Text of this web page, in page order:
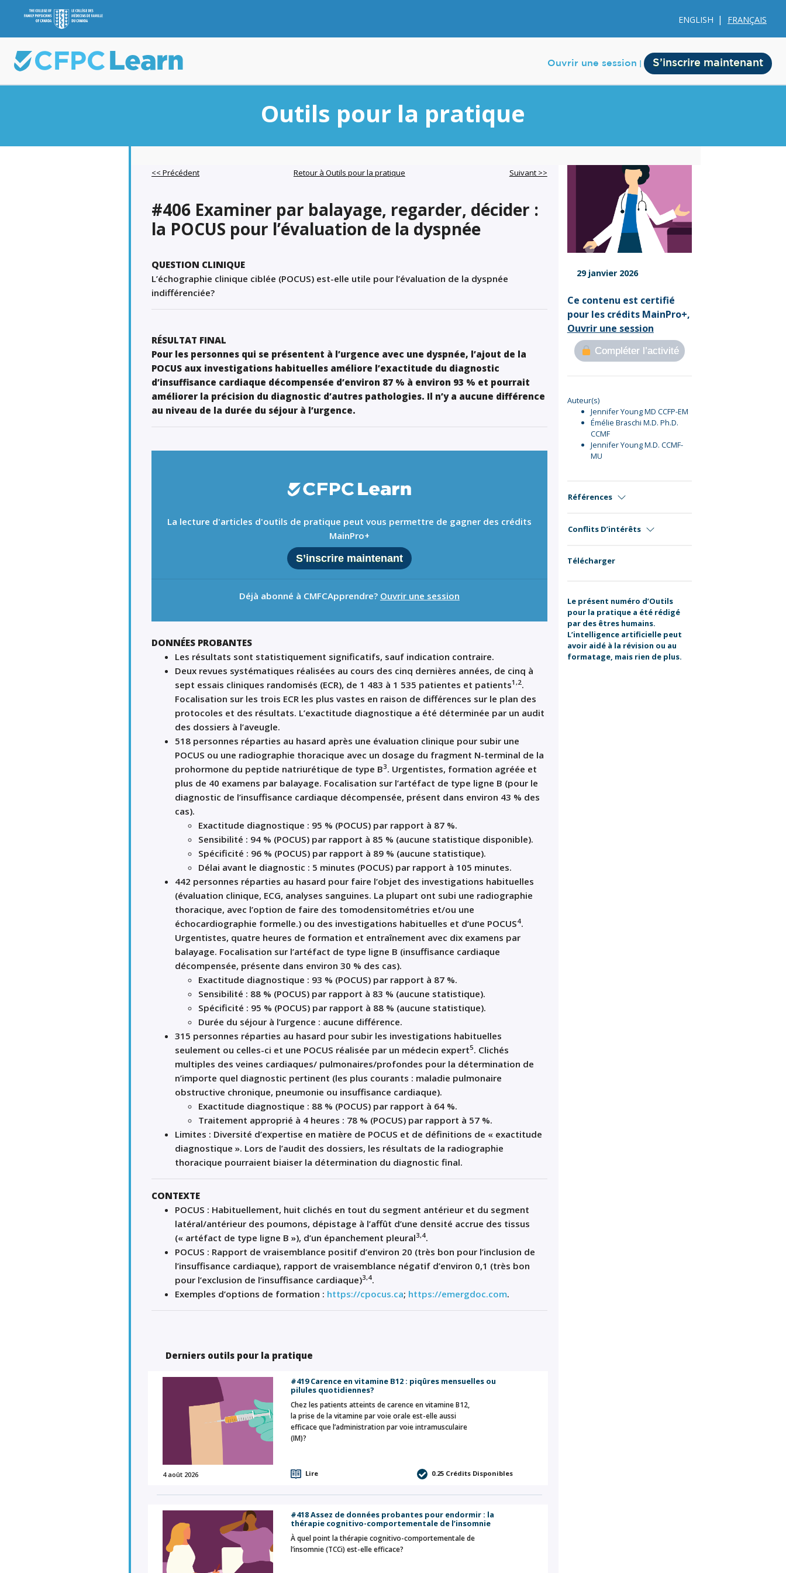
ENGLISH FRANÇAIS
Ouvrir une session S’inscrire maintenant
Membership
Account Membership
Credit History
Edit Profile
Outils pour la pratique
<< Précédent Retour à Outils pour la pratique Suivant >>
#406 Examiner par balayage, regarder, décider :
la POCUS pour l’évaluation de la dyspnée
QUESTION CLINIQUE
L’échographie clinique ciblée (POCUS) est-elle utile pour l’évaluation de la dyspnée
indifférenciée?
RÉSULTAT FINAL
Pour les personnes qui se présentent à l’urgence avec une dyspnée, l’ajout de la
POCUS aux investigations habituelles améliore l’exactitude du diagnostic
d’insuffisance cardiaque décompensée d’environ 87 % à environ 93 % et pourrait
améliorer la précision du diagnostic d’autres pathologies. Il n’y a aucune différence
au niveau de la durée du séjour à l’urgence.
La lecture d'articles d'outils de pratique peut vous permettre de gagner des crédits
MainPro+
S’inscrire maintenant
Déjà abonné à CMFCApprendre? Ouvrir une session
DONNÉES PROBANTES
Les résultats sont statistiquement significatifs, sauf indication contraire.
Deux revues systématiques réalisées au cours des cinq dernières années, de cinq à
sept essais cliniques randomisés (ECR), de 1 483 à 1 535 patientes et patients1,2.
Focalisation sur les trois ECR les plus vastes en raison de différences sur le plan des
protocoles et des résultats. L’exactitude diagnostique a été déterminée par un audit
des dossiers à l’aveugle.
518 personnes réparties au hasard après une évaluation clinique pour subir une
POCUS ou une radiographie thoracique avec un dosage du fragment N-terminal de la
prohormone du peptide natriurétique de type B3. Urgentistes, formation agréée et
plus de 40 examens par balayage. Focalisation sur l’artéfact de type ligne B (pour le
diagnostic de l’insuffisance cardiaque décompensée, présent dans environ 43 % des
cas).
Exactitude diagnostique : 95 % (POCUS) par rapport à 87 %.
Sensibilité : 94 % (POCUS) par rapport à 85 % (aucune statistique disponible).
Spécificité : 96 % (POCUS) par rapport à 89 % (aucune statistique).
Délai avant le diagnostic : 5 minutes (POCUS) par rapport à 105 minutes.
442 personnes réparties au hasard pour faire l’objet des investigations habituelles
(évaluation clinique, ECG, analyses sanguines. La plupart ont subi une radiographie
thoracique, avec l’option de faire des tomodensitométries et/ou une
échocardiographie formelle.) ou des investigations habituelles et d’une POCUS4.
Urgentistes, quatre heures de formation et entraînement avec dix examens par
balayage. Focalisation sur l’artéfact de type ligne B (insuffisance cardiaque
décompensée, présente dans environ 30 % des cas).
Exactitude diagnostique : 93 % (POCUS) par rapport à 87 %.
Sensibilité : 88 % (POCUS) par rapport à 83 % (aucune statistique).
Spécificité : 95 % (POCUS) par rapport à 88 % (aucune statistique).
Durée du séjour à l’urgence : aucune différence.
315 personnes réparties au hasard pour subir les investigations habituelles
seulement ou celles-ci et une POCUS réalisée par un médecin expert5. Clichés
multiples des veines cardiaques/ pulmonaires/profondes pour la détermination de
n’importe quel diagnostic pertinent (les plus courants : maladie pulmonaire
obstructive chronique, pneumonie ou insuffisance cardiaque).
Exactitude diagnostique : 88 % (POCUS) par rapport à 64 %.
Traitement approprié à 4 heures : 78 % (POCUS) par rapport à 57 %.
Limites : Diversité d’expertise en matière de POCUS et de définitions de « exactitude
diagnostique ». Lors de l’audit des dossiers, les résultats de la radiographie
thoracique pourraient biaiser la détermination du diagnostic final.
CONTEXTE
POCUS : Habituellement, huit clichés en tout du segment antérieur et du segment
latéral/antérieur des poumons, dépistage à l’affût d’une densité accrue des tissus
(« artéfact de type ligne B »), d’un épanchement pleural3,4.
POCUS : Rapport de vraisemblance positif d’environ 20 (très bon pour l’inclusion de
l’insuffisance cardiaque), rapport de vraisemblance négatif d’environ 0,1 (très bon
pour l’exclusion de l’insuffisance cardiaque)3,4.
Exemples d’options de formation : https://cpocus.ca; https://emergdoc.com.
Derniers outils pour la pratique
4 août 2026
#419 Carence en vitamine B12 : piqûres mensuelles ou
pilules quotidiennes?
Chez les patients atteints de carence en vitamine B12,
la prise de la vitamine par voie orale est-elle aussi
efficace que l’administration par voie intramusculaire
(IM)?
Lire 0.25 Crédits Disponibles
#418 Assez de données probantes pour endormir : la
thérapie cognitivo-comportementale de l’insomnie
À quel point la thérapie cognitivo-comportementale de
l’insomnie (TCCi) est-elle efficace?
29 janvier 2026
Ce contenu est certifié
pour les crédits MainPro+,
Ouvrir une session
Compléter l’activité
Auteur(s)
Jennifer Young MD CCFP-EM
Émélie Braschi M.D. Ph.D.
CCMF
Jennifer Young M.D. CCMF-
MU
Références
Conflits D’intérêts
Télécharger
Le présent numéro d’Outils
pour la pratique a été rédigé
par des êtres humains.
L’intelligence artificielle peut
avoir aidé à la révision ou au
formatage, mais rien de plus.